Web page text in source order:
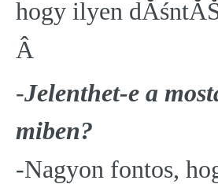
hogy ilyen
Â
-Jelenthet-e a
miben?
-Nagyon fontos,